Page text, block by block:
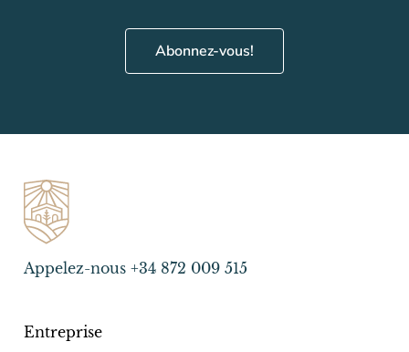
Abonnez-vous!
Appelez-nous +34 872 009 515
Entreprise